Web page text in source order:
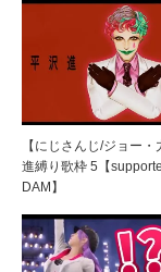
【にじさんじ/ジョー・
進縛り歌枠 5【
DAM】